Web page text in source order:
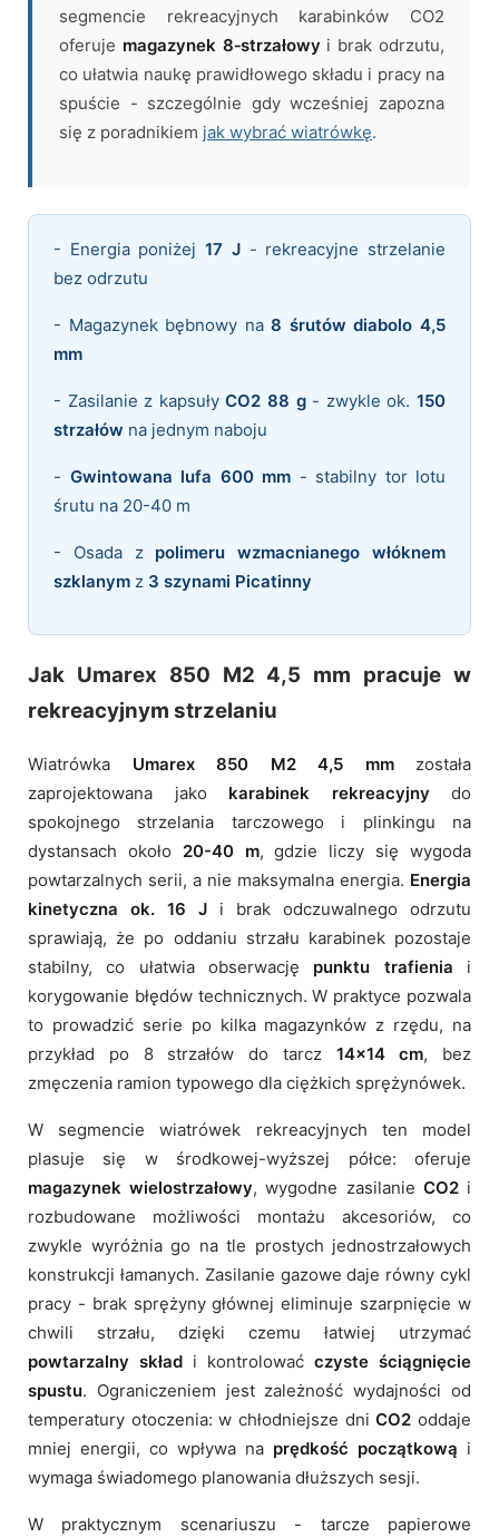
segmencie rekreacyjnych karabinków CO2
oferuje magazynek 8‑strzałowy i brak odrzutu,
co ułatwia naukę prawidłowego składu i pracy na
spuście - szczególnie gdy wcześniej zapozna
się z poradnikiem jak wybrać wiatrówkę.
- Energia poniżej17 J- rekreacyjne strzelanie
bez odrzutu
- Magazynek bębnowy na8 śrutów diabolo 4,5
mm
- Zasilanie z kapsułyCO2 88 g- zwykle ok.150
strzałów na jednym naboju
- Gwintowana lufa 600 mm - stabilny tor lotu
śrutu na 20-40 m
- Osada z polimeru wzmacnianego włóknem
szklanym z 3 szynami Picatinny
Jak Umarex 850 M2 4,5 mm pracuje w
rekreacyjnym strzelaniu
Wiatrówka Umarex 850 M2 4,5 mmzostała
zaprojektowana jako karabinek rekreacyjny do
spokojnego strzelania tarczowego i plinkingu na
dystansach około 20-40 m, gdzie liczy się wygoda
powtarzalnych serii, a nie maksymalna energia. Energia
kinetyczna ok. 16 J i brak odczuwalnego odrzutu
sprawiają, że po oddaniu strzału karabinek pozostaje
stabilny, co ułatwia obserwację punktu trafienia i
korygowanie błędów technicznych. W praktyce pozwala
to prowadzić serie po kilka magazynków z rzędu, na
przykład po 8 strzałów do tarcz 14x14 cm, bez
zmęczenia ramion typowego dla ciężkich sprężynówek.
W segmencie wiatrówek rekreacyjnych ten model
plasuje się w środkowej-wyższej półce: oferuje
magazynek wielostrzałowy, wygodne zasilanie CO2i
rozbudowane możliwości montażu akcesoriów, co
zwykle wyróżnia go na tle prostych jednostrzałowych
konstrukcji łamanych. Zasilanie gazowe daje równy cykl
pracy - brak sprężyny głównej eliminuje szarpnięcie w
chwili strzału, dzięki czemu łatwiej utrzymać
powtarzalny skład i kontrolować czyste ściągnięcie
spustu. Ograniczeniem jest zależność wydajności od
temperatury otoczenia: w chłodniejsze dniCO2 oddaje
mniej energii, co wpływa na prędkość początkową i
wymaga świadomego planowania dłuższych sesji.
W praktycznym scenariuszu - tarcze papierowe